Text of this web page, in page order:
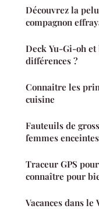
Découvrez la
compagnon
Deck Yu-Gi-oh
différences ?
Connaitre les
cuisine
Fauteuils de
femmes enceintes
Traceur GPS
connaître pour
Vacances dans